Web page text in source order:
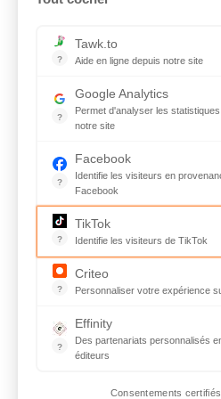
?
Tawk.to
Aide en ligne depuis notre site
?
Google Analytics
Permet d'analyser les
notre site
Indispensable pour piloter
?
Facebook
Identifie les visiteurs en
Facebook
Parce que vous ne venez
?
TikTok
Identifie les visiteurs de TikTok
Permet de suivre les
?
Criteo
Personnaliser votre expérience
?
Effinity
Des partenariats personnalisés
éditeurs
Consentements